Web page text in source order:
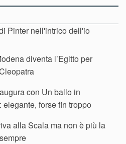
Pinter nell'intrico dell'io
diventa l’Egitto per
con Un ballo in
elegante, forse fin troppo
alla Scala ma non è più la